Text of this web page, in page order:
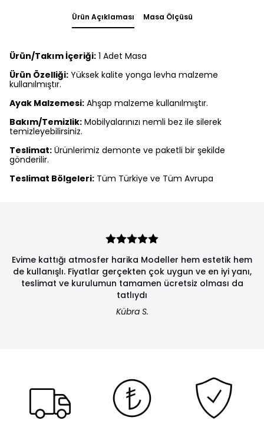
Ürün Açıklaması Masa Ölçüsü
Ürün/Takım İçeriği: 1 Adet Masa
Ürün Özelliği: Yüksek kalite yonga levha malzeme
kullanılmıştır.
Ayak Malzemesi: Ahşap malzeme kullanılmıştır.
Bakım/Temizlik: Mobilyalarınızı nemli bez ile silerek
temizleyebilirsiniz.
Teslimat: Ürünlerimiz demonte ve paketli bir şekilde
gönderilir.
Teslimat Bölgeleri: Tüm Türkiye ve Tüm Avrupa
Evime kattığı atmosfer harika Modeller hem estetik hem
de kullanışlı. Fiyatlar gerçekten çok uygun ve en iyi yanı,
teslimat ve kurulumun tamamen ücretsiz olması da
tatlıydı
Kübra S.